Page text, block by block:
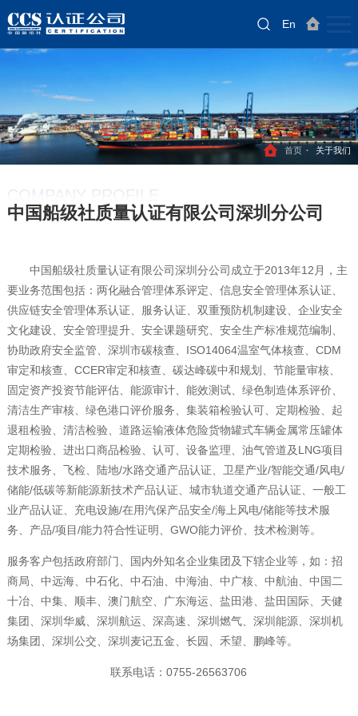
En
返回主站
首页 关于我们
COMPANY PROFILE
中国船级社质量认证有限公司深圳分公司
中国船级社质量认证有限公司深圳分公司成立于2013年12月，主
要业务范围包括：两化融合管理体系评定、信息安全管理体系认证、
供应链安全管理体系认证、服务认证、双重预防机制建设、企业安全
文化建设、安全管理提升、安全课题研究、安全生产标准规范编制、
协助政府安全监管、深圳市碳核查、ISO14064温室气体核查、 CDM
审定和核查、CCER审定和核查、碳达峰碳中和规划、节能量审核、
固定资产投资节能评估、能源审计、能效测试、绿色制造体系评价、
清洁生产审核、绿色港口评价服务、集装箱检验认可、定期检验、起
退租检验、清洁检验、道路运输液体危险货物罐式车辆金属常压罐体
定期检验、进出口商品检验、认可、设备监理、油气管道及LNG项目
技术服务、飞检、陆地/水路交通产品认证、卫星产业/智能交通/风电/
储能/低碳等新能源新技术产品认证、城市轨道交通产品认证、一般工
业产品认证、充电设施/在用汽保产品安全/海上风电/储能等技术服
务、产品/项目/能力符合性证明、GWO能力评价、技术检测等。
服务客户包括政府部门、国内外知名企业集团及下辖企业等，如：招
商局、中远海、中石化、中石油、中海油、中广核、中航油、中国二
十冶、中集、顺丰、澳门航空、广东海运、盐田港、盐田国际、天健
集团、深圳华威、深圳航运、深高速、深圳燃气、深圳能源、深圳机
场集团、深圳公交、深圳麦记五金、长园、禾望、鹏峰等。
联系电话：0755-26563706